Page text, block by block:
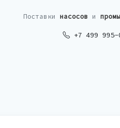
Поставки насосов и
+7 499 995-